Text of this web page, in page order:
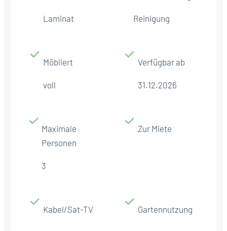
Laminat Reinigung
Möbliert
voll
Verfügbar ab
31.12.2026
Maximale
Personen
3
Zur Miete
Kabel/Sat-TV Gartennutzung